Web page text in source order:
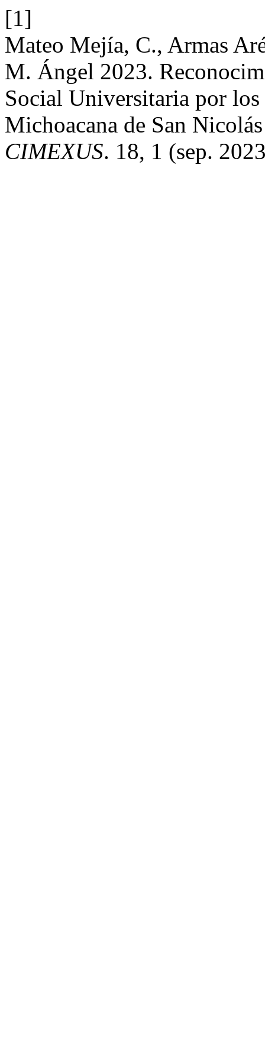
[1]
Mateo Mejía, C., Armas
M. Ángel 2023.
Social Universitaria por
Michoacana de San
CIMEXUS. 18, 1 (sep.